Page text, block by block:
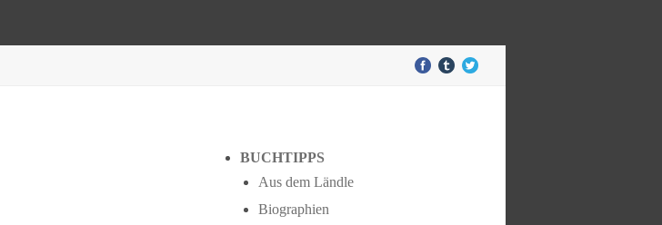
BUCHTIPPS
Aus dem Ländle
Biographien